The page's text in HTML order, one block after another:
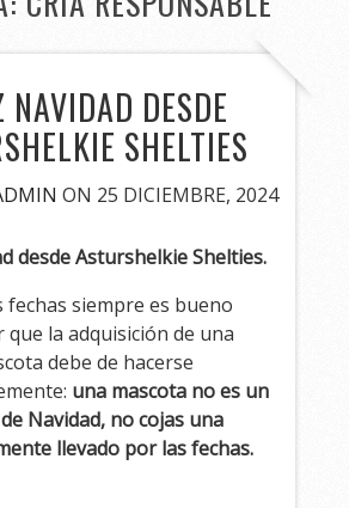
NAVIDAD DESDE
SHELTIES
ON 25 DICIEMBRE, 2024
desde Asturshelkie Shelties.
fechas siempre es bueno
que la adquisición de una
debe de hacerse
una mascota no es un
Navidad, no cojas una
llevado por las fechas.